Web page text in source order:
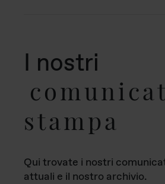
I nostri
stampa
Qui trovate i nostri
attuali e il nostro archivio.